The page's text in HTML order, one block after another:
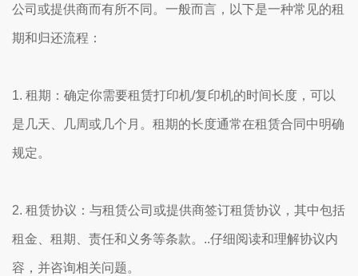
公司或提供商而有所不同。一般而言，以下是一种常见的租
期和归还流程：
1. 租期：确定你需要租赁打印机/复印机的时间长度，可以
是几天、几周或几个月。租期的长度通常在租赁合同中明确
规定。
2. 租赁协议：与租赁公司或提供商签订租赁协议，其中包括
租金、租期、责任和义务等条款。..仔细阅读和理解协议内
容，并咨询相关问题。